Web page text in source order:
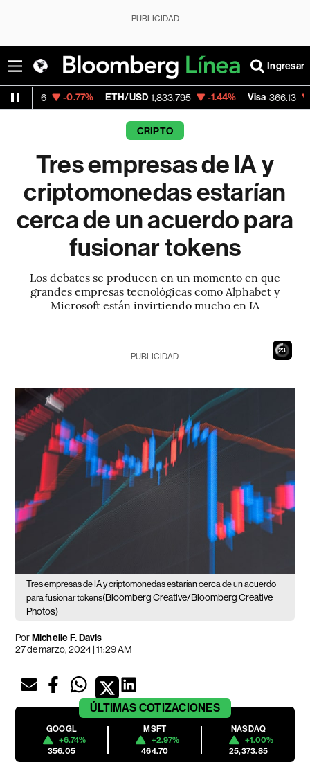
PUBLICIDAD
Ingresar
ETH/USD 1,833.795 -1.44% Visa 366.13 -0.04%
CRIPTO
Tres empresas de IA y
criptomonedas estarían
cerca de un acuerdo para
fusionar tokens
Los debates se producen en un momento en que
grandes empresas tecnológicas como Alphabet y
Microsoft están invirtiendo mucho en IA
22
PUBLICIDAD
Tres empresas de IA y criptomonedas estarían cerca de un acuerdo
para fusionar tokens(Bloomberg Creative/Bloomberg Creative
Photos)
PorMichelle F. Davis
27 de marzo, 2024 | 11:29 AM
ÚLTIMAS COTIZACIONES
GOOGL
+6.74%
356.05
MSFT
+2.97%
464.70
NASDAQ
+1.00%
25,373.85